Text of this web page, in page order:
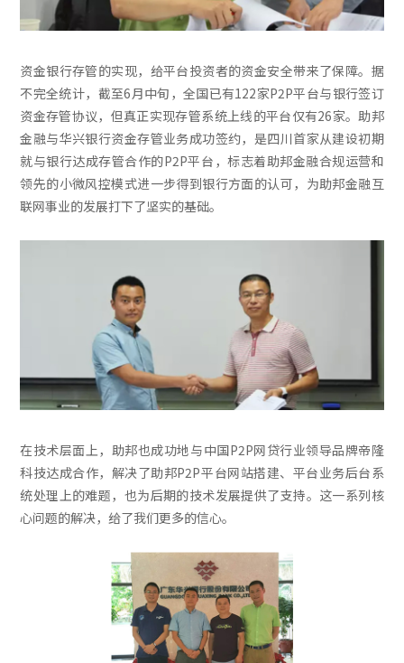
资金银行存管的实现，给平台投资者的资金安全带来了保障。据
不完全统计，截至6月中旬，全国已有122家P2P平台与银行签订
资金存管协议，但真正实现存管系统上线的平台仅有26家。助邦
金融与华兴银行资金存管业务成功签约，是四川首家从建设初期
就与银行达成存管合作的P2P平台，标志着助邦金融合规运营和
领先的小微风控模式进一步得到银行方面的认可，为助邦金融互
联网事业的发展打下了坚实的基础。
在技术层面上，助邦也成功地与中国P2P网贷行业领导品牌帝隆
科技达成合作，解决了助邦P2P平台网站搭建、平台业务后台系
统处理上的难题，也为后期的技术发展提供了支持。这一系列核
心问题的解决，给了我们更多的信心。